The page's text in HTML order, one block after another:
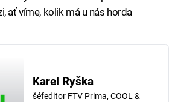
ať víme, kolik má u nás horda
Karel Ryška
šéfeditor FTV Prima, COOL &